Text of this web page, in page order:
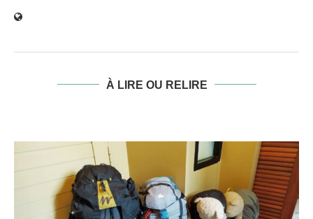
À LIRE OU RELIRE